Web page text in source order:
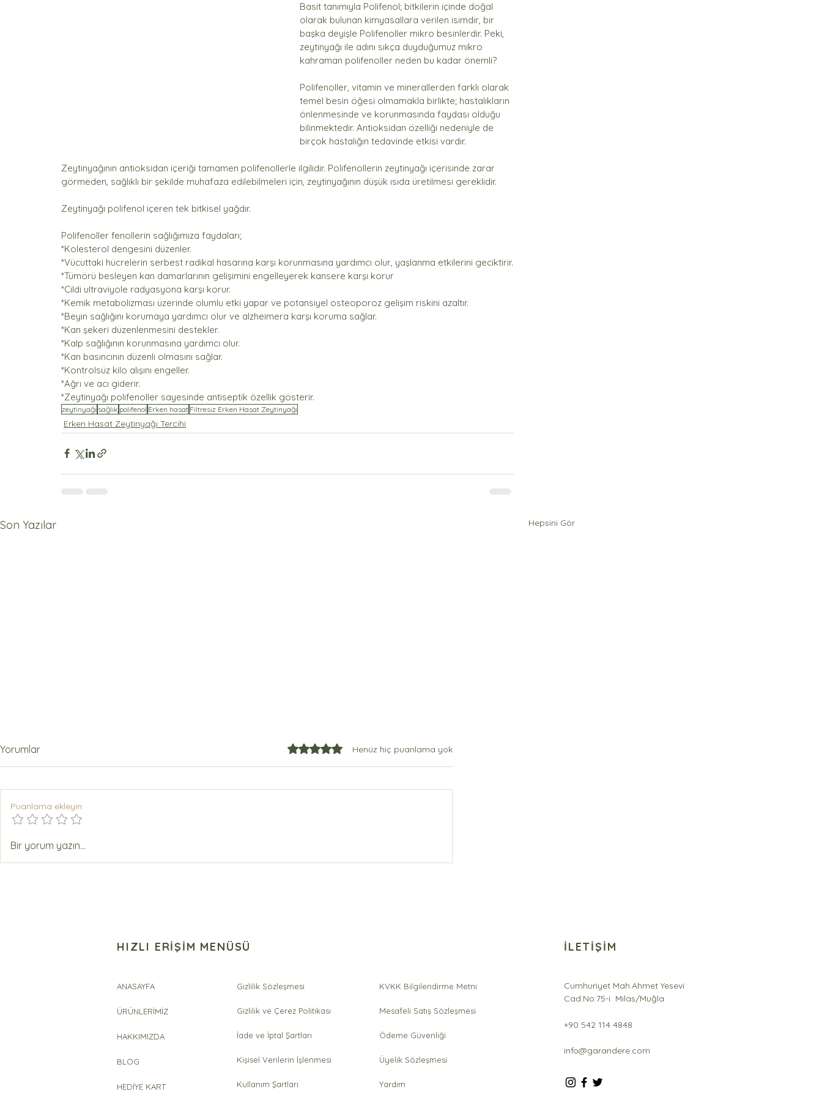
Basit tanımıyla Polifenol; bitkilerin içinde doğal
olarak bulunan kimyasallara verilen isimdir, bir
başka deyişle Polifenoller mikro besinlerdir. Peki,
zeytinyağı ile adını sıkça duyduğumuz mikro
kahraman polifenoller neden bu kadar önemli?
Polifenoller, vitamin ve minerallerden farklı olarak
temel besin öğesi olmamakla birlikte; hastalıkların
önlenmesinde ve korunmasında faydası olduğu
bilinmektedir. Antioksidan özelliği nedeniyle de
birçok hastalığın tedavinde etkisi vardır.
Zeytinyağının antioksidan içeriği tamamen polifenollerle ilgilidir. Polifenollerin zeytinyağı içerisinde zarar
görmeden, sağlıklı bir şekilde muhafaza edilebilmeleri için, zeytinyağının düşük ısıda üretilmesi gereklidir.
Zeytinyağı polifenol içeren tek bitkisel yağdır.
Polifenoller fenollerin sağlığımıza faydaları;
*Kolesterol dengesini düzenler.
*Vücuttaki hücrelerin serbest radikal hasarına karşı korunmasına yardımcı olur, yaşlanma etkilerini geciktirir.
*Tümörü besleyen kan damarlarının gelişimini engelleyerek kansere karşı korur
*Cildi ultraviyole radyasyona karşı korur.
*Kemik metabolizması üzerinde olumlu etki yapar ve potansiyel osteoporoz gelişim riskini azaltır.
*Beyin sağlığını korumaya yardımcı olur ve alzheimera karşı koruma sağlar.
*Kan şekeri düzenlenmesini destekler.
*Kalp sağlığının korunmasına yardımcı olur.
*Kan basıncının düzenli olmasını sağlar.
*Kontrolsüz kilo alışını engeller.
*Ağrı ve acı giderir.
*Zeytinyağı polifenoller sayesinde antiseptik özellik gösterir.
zeytinyağı sağlık polifenol Erken hasat Filtresiz Erken Hasat Zeytinyağı
Erken Hasat Zeytinyağı Tercihi
Son Yazılar Hepsini Gör
Sevdiklerinize Sağlık Hediye
Edin
SIKIM NATÜREL SIZMA
Zeytinyağı
Yorumlar 5 üzerinden 0 yıldızHenüz hiç puanlama yok
Puanlama ekleyin
Bir yorum yazın...
HIZLI ERİŞİM MENÜSÜ
ANASAYFA
ÜRÜNLERİMİZ
HAKKIMIZDA
BLOG
HEDİYE KART
Gizlilik Sözleşmesi
Gizlilik ve Çerez Politikası
İade ve İptal Şartları
Kişisel Verilerin İşlenmesi
Kullanım Şartları
KVKK Bilgilendirme Metni
Mesafeli Satış Sözleşmesi
Ödeme Güvenliği
Üyelik Sözleşmesi
Yardım
İLETİŞİM
Cumhuriyet Mah.Ahmet Yesevi
Cad.No:75-i Milas/Muğla
+90 542 114 4848
info@garandere.com